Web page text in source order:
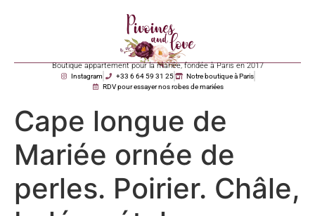
Boutique appartement pour la mariée, fondée à Paris en 2017
Instagram +33 6 64 59 31 25
Notre boutique à Paris
RDV pour essayer nos robes de mariées
Cape longue de
Mariée ornée de
perles. Poirier. Châle,